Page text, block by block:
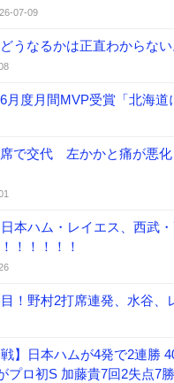
07-09
うなるかは正直わからな
度月間MVP受賞「北海道
で交代 左かかと痛が悪
日本ハム・レイエス、西武
！！！！！
！野村2打席連発、水谷、
戦】日本ハムが4発で2連勝
プロ初S 加藤貴7回2失点7